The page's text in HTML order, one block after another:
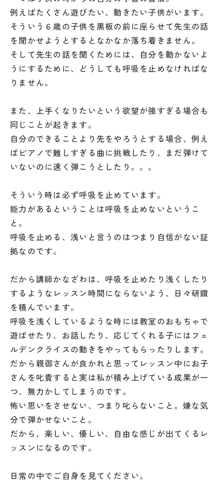
例えばたくさん遊びたい、動きたい子供がいます。
そういう６歳の子供を黒板の前に座らせて先生の話
を聞かせようとするとなかなか落ち着きません。
そして先生の話を聞くためには、自分を動かないよ
うにするために、どうしても呼吸を止めなければな
りません。
また、上手くなりたいという欲望が強すぎる場合も
同じことが起きます。
自分のできることより先をやろうとする場合、例え
ばピアノで難しすぎる曲に挑戦したり、まだ弾けて
いないのに速く弾こうとしたり。。。
そういう時は必ず呼吸を止めています。
能力があるということは呼吸を止めないというこ
と。
呼吸を止める、浅いと言うのはつまり自信がない証
拠なのです。
だから講師かなざわは、呼吸を止めたり浅くしたり
するようなレッスン時間にならないよう、日々研鑽
を積んでいます。
呼吸を浅くしているような時には教室のおもちゃで
遊ばせたり、お話したり、応じてくれる子にはフェ
ルデンクライスの動きをやってもらったりします。
だから親御さんが良かれと思ってレッスン中にお子
さんを叱責すると実は私が積み上げている成果が一
つ、無力かしてしまうのです。
怖い思いをさせない、つまり叱らないこと。嫌な気
分で弾かせないこと。
だから、楽しい、優しい、自由な感じが出てくるレ
ッスンになるのです。
日常の中でご自身を見てください。